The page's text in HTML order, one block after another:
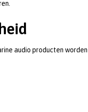
audio producten